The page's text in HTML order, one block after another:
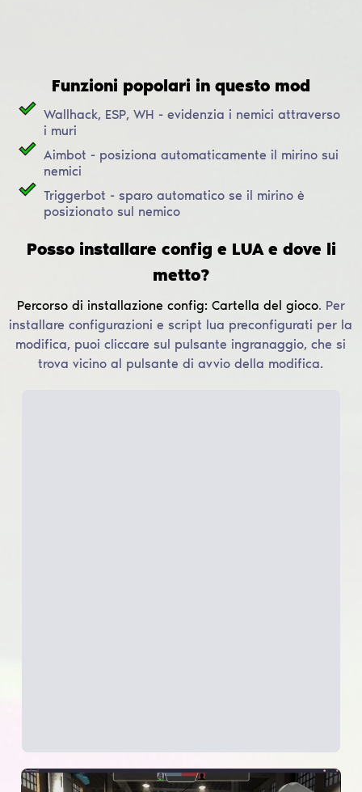
Funzioni popolari in questo mod
Wallhack, ESP, WH - evidenzia i nemici attraverso
i muri
Aimbot - posiziona automaticamente il mirino sui
nemici
Triggerbot - sparo automatico se il mirino è
posizionato sul nemico
Posso installare config e LUA e dove li
metto?
Percorso di installazione config: Cartella del gioco. Per
installare configurazioni e script lua preconfigurati per la
modifica, puoi cliccare sul pulsante ingranaggio, che si
trova vicino al pulsante di avvio della modifica.